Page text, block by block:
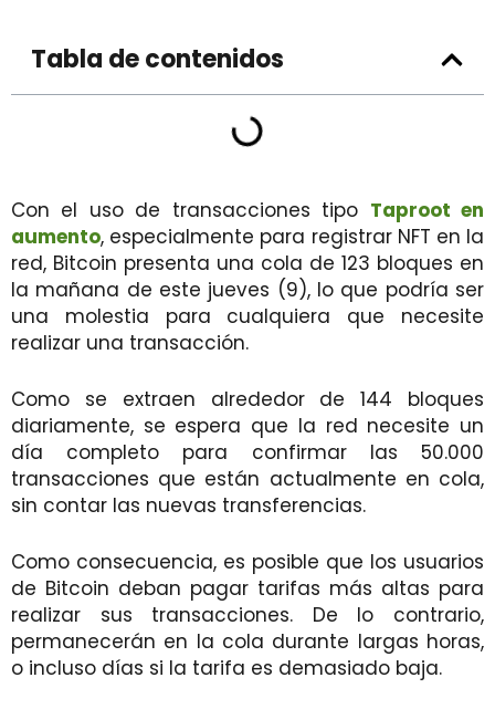
Tabla de contenidos
Con el uso de transacciones tipo Taproot en
aumento, especialmente para registrar NFT en la
red, Bitcoin presenta una cola de 123 bloques en
la mañana de este jueves (9), lo que podría ser
una molestia para cualquiera que necesite
realizar una transacción.
Como se extraen alrededor de 144 bloques
diariamente, se espera que la red necesite un
día completo para confirmar las 50.000
transacciones que están actualmente en cola,
sin contar las nuevas transferencias.
Como consecuencia, es posible que los usuarios
de Bitcoin deban pagar tarifas más altas para
realizar sus transacciones. De lo contrario,
permanecerán en la cola durante largas horas,
o incluso días si la tarifa es demasiado baja.